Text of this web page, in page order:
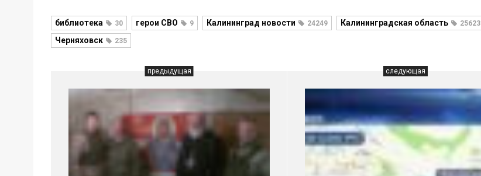
библиотека 30 герои СВО 9 Калининград новости 24249 Калининградская область 25623
Черняховск 235
предыдущая следующая